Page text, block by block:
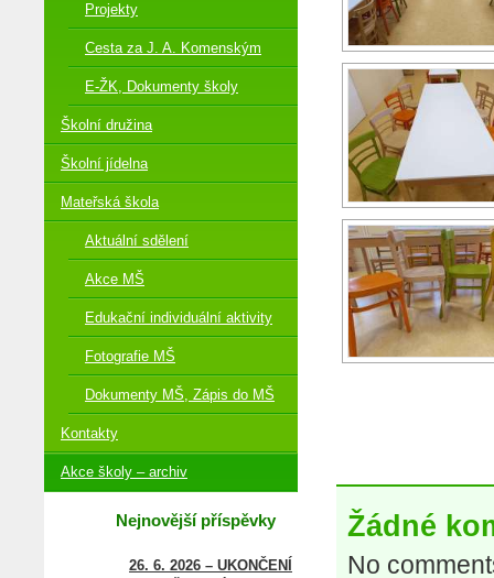
Žádné
No
Projekty
Cesta za J. A. Komenským
E-ŽK, Dokumenty školy
Školní družina
Školní jídelna
Mateřská škola
Aktuální sdělení
Akce MŠ
Edukační individuální aktivity
Fotografie MŠ
Dokumenty MŠ, Zápis do MŠ
Kontakty
Akce školy – archiv
Nejnovější příspěvky
26. 6. 2026 – UKONČENÍ